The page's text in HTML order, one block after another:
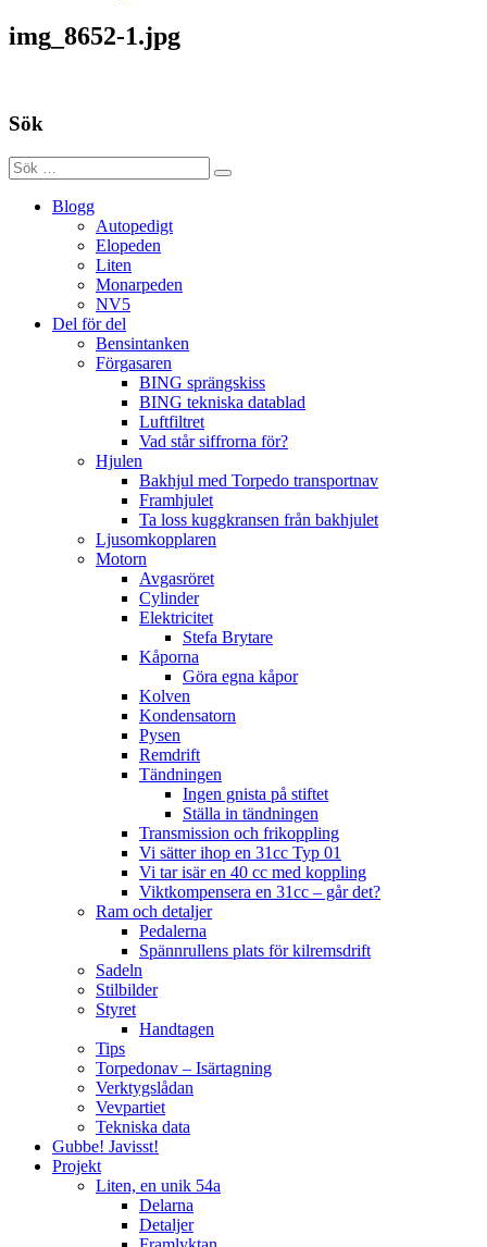
img_8652-1.jpg
Sök
Blogg
Autopedigt
Elopeden
Liten
Monarpeden
NV5
Del för del
Bensintanken
Förgasaren
BING sprängskiss
BING tekniska datablad
Luftfiltret
Vad står siffrorna för?
Hjulen
Bakhjul med Torpedo transportnav
Framhjulet
Ta loss kuggkransen från bakhjulet
Ljusomkopplaren
Motorn
Avgasröret
Cylinder
Elektricitet
Stefa Brytare
Kåporna
Göra egna kåpor
Kolven
Kondensatorn
Pysen
Remdrift
Tändningen
Ingen gnista på stiftet
Ställa in tändningen
Transmission och frikoppling
Vi sätter ihop en 31cc Typ 01
Vi tar isär en 40 cc med koppling
Viktkompensera en 31cc – går det?
Ram och detaljer
Pedalerna
Spännrullens plats för kilremsdrift
Sadeln
Stilbilder
Styret
Handtagen
Tips
Torpedonav – Isärtagning
Verktygslådan
Vevpartiet
Tekniska data
Gubbe! Javisst!
Projekt
Liten, en unik 54a
Delarna
Detaljer